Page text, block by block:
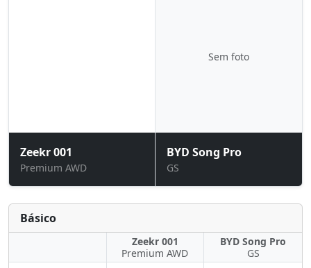
Zeekr 001
Premium AWD
Sem foto
BYD Song Pro
GS
Básico
Zeekr 001
Premium AWD
BYD Song Pro
GS